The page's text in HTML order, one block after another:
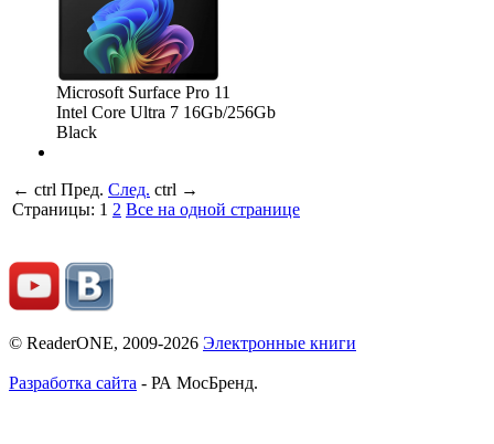
Microsoft Surface Pro 11
Intel Core Ultra 7 16Gb/256Gb
Black
← ctrl Пред. След. ctrl →
Страницы: 1 2 Все на одной странице
© ReaderONE, 2009-2026 Электронные книги
Разработка сайта - РА МосБренд.